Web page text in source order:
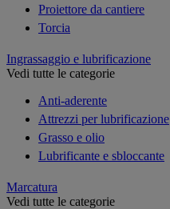
Proiettore da cantiere
Torcia
Ingrassaggio e lubrificazione
Vedi tutte le categorie
Anti-aderente
Attrezzi per lubrificazione
Grasso e olio
Lubrificante e sbloccante
Marcatura
Vedi tutte le categorie